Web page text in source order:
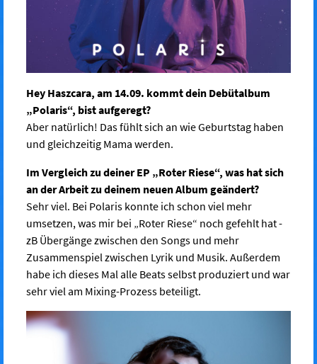
Hey Haszcara, am 14.09. kommt dein Debütalbum
„Polaris“, bist aufgeregt?
Aber natürlich! Das fühlt sich an wie Geburtstag haben
und gleichzeitig Mama werden.
Im Vergleich zu deiner EP „Roter Riese“, was hat sich
an der Arbeit zu deinem neuen Album geändert?
Sehr viel. Bei Polaris konnte ich schon viel mehr
umsetzen, was mir bei „Roter Riese“ noch gefehlt hat -
zB Übergänge zwischen den Songs und mehr
Zusammenspiel zwischen Lyrik und Musik. Außerdem
habe ich dieses Mal alle Beats selbst produziert und war
sehr viel am Mixing-Prozess beteiligt.